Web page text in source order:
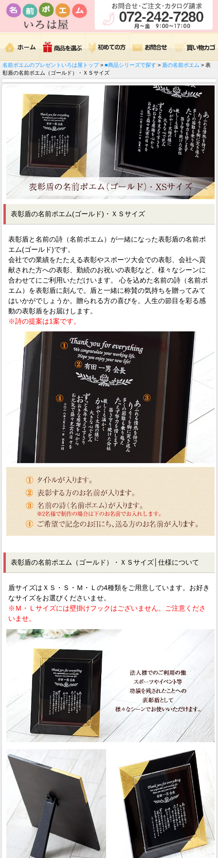
名前ポエムのプレゼントいろは屋トップ> ■商品シリーズで探す > 盾の名前ポエム > 表
彰盾の名前ポエム（ゴールド）・ＸＳサイズ
表彰盾の名前ポエム(ゴールド)・ＸＳサイズ
表彰盾と名前の詩（名前ポエム）が一緒になった表彰盾の名前ポ
エム(ゴールド)です。
会社での業績をたたえる表彰やスポーツ大会での表彰、会社へ貢
献された方への表彰、勤続のお祝いの表彰など、様々なシーンに
合わせてにご利用いただけいます。 心を込めた名前の詩（名前ポ
エム）を表彰盾に刻んで。盾と一緒に称賛の気持ちを贈ってみて
はいかがでしょうか。贈られる方の喜びを。人生の節目を彩る感
動の表彰盾をお届けします。
※詩の提案は1案です。
表彰盾の名前ポエム（ゴールド）・ＸＳサイズ│仕様について
盾サイズはＸＳ・Ｓ・Ｍ・Ｌの4種類をご用意しています。お好き
なサイズをお選びくださいませ。
※Ｍ・Ｌサイズには壁掛けフックはございません。ご注意くださ
いませ。